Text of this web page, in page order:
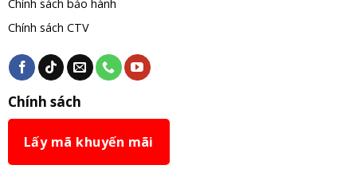
Chính sách bảo hành
Chính sách CTV
Chính sách
Lấy mã khuyến mãi